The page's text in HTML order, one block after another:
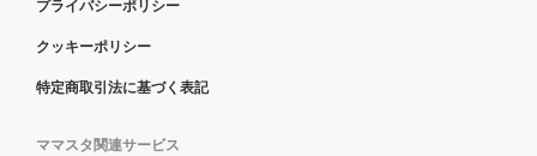
プライバシーポリシー
クッキーポリシー
特定商取引法に基づく表記
ママスタ関連サービス